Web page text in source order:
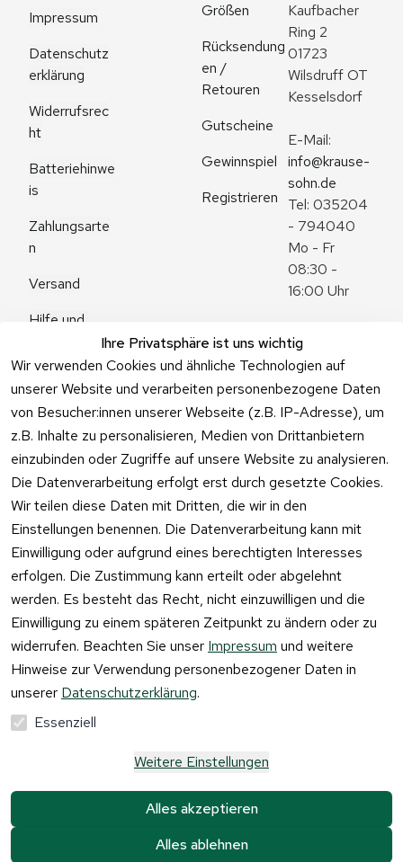
Ihre Privatsphäre ist uns wichtig
Wir verwenden Cookies und ähnliche Technologien auf
unserer Website und verarbeiten personenbezogene Daten
von Besucher:innen unserer Webseite (z.B. IP-Adresse), um
z.B. Inhalte zu personalisieren, Medien von Drittanbietern
einzubinden oder Zugriffe auf unsere Website zu analysieren.
Die Datenverarbeitung erfolgt erst durch gesetzte Cookies.
Wir teilen diese Daten mit Dritten, die wir in den
Einstellungen benennen. Die Datenverarbeitung kann mit
Einwilligung oder aufgrund eines berechtigten Interesses
erfolgen. Die Zustimmung kann erteilt oder abgelehnt
werden. Es besteht das Recht, nicht einzuwilligen und die
Einwilligung zu einem späteren Zeitpunkt zu ändern oder zu
widerrufen. Beachten Sie unser Impressum und weitere
Hinweise zur Verwendung personenbezogener Daten in
unserer Datenschutzerklärung.
Essenziell
Weitere Einstellungen
Alles akzeptieren
Alles ablehnen
Impressum
Datenschutz
erklärung
Widerrufsrec
ht
Batteriehinwe
is
Zahlungsarte
n
Versand
Hilfe und
Fragen
Größen
Rücksendung
en /
Retouren
Gutscheine
Gewinnspiel
Registrieren
Kaufbacher
Ring 2
01723
Wilsdruff OT
Kesselsdorf
info@krause-
sohn.de
Tel: 035204
- 794040
Mo - Fr
08:30 -
16:00 Uhr
Zum
Kontaktformu
lar
Vertrag
widerrufen
Mehrwertsteuer und zzgl. Versandkosten und
Krause & Sohn GmbH Kaufbacher Ring 2 01723